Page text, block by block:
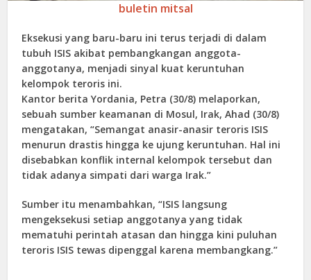
buletin mitsal
Eksekusi yang baru-baru ini terus terjadi di dalam
tubuh ISIS akibat pembangkangan anggota-
anggotanya, menjadi sinyal kuat keruntuhan
kelompok teroris ini.
Kantor berita Yordania, Petra (30/8) melaporkan,
sebuah sumber keamanan di Mosul, Irak, Ahad (30/8)
mengatakan, “Semangat anasir-anasir teroris ISIS
menurun drastis hingga ke ujung keruntuhan. Hal ini
disebabkan konflik internal kelompok tersebut dan
tidak adanya simpati dari warga Irak.”
Sumber itu menambahkan, “ISIS langsung
mengeksekusi setiap anggotanya yang tidak
mematuhi perintah atasan dan hingga kini puluhan
teroris ISIS tewas dipenggal karena membangkang.”